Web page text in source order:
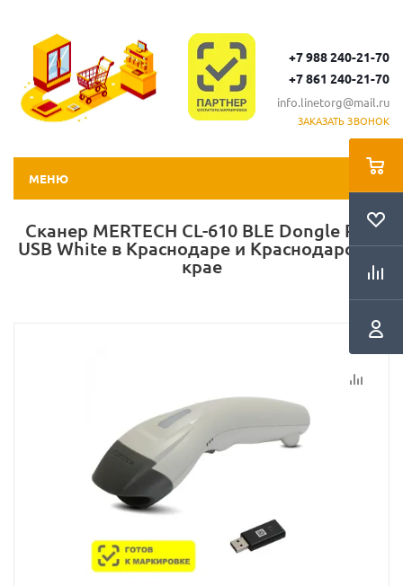
+7 988 240-21-70
+7 861 240-21-70
info.linetorg@mail.ru
ЗАКАЗАТЬ ЗВОНОК
МЕНЮ
Сканер MERTECH CL-610 BLE Dongle P2D
USB White в Краснодаре и Краснодарском
крае